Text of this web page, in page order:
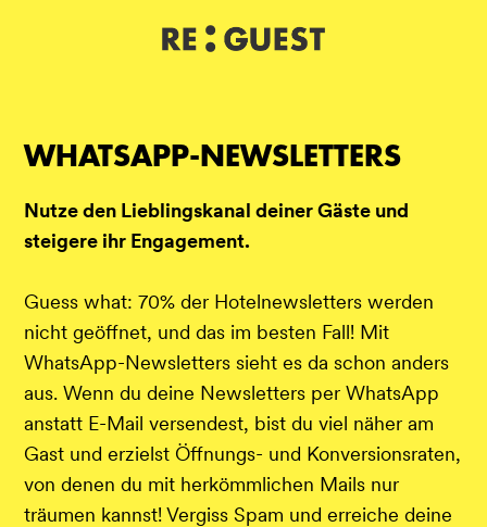
WHATSAPP-NEWSLETTERS
Nutze den Lieblingskanal deiner Gäste und
steigere ihr Engagement.
Guess what: 70% der Hotelnewsletters werden
nicht geöffnet, und das im besten Fall! Mit
WhatsApp-Newsletters sieht es da schon anders
aus. Wenn du deine Newsletters per WhatsApp
anstatt E-Mail versendest, bist du viel näher am
Gast und erzielst Öffnungs- und Konversionsraten,
von denen du mit herkömmlichen Mails nur
träumen kannst! Vergiss Spam und erreiche deine